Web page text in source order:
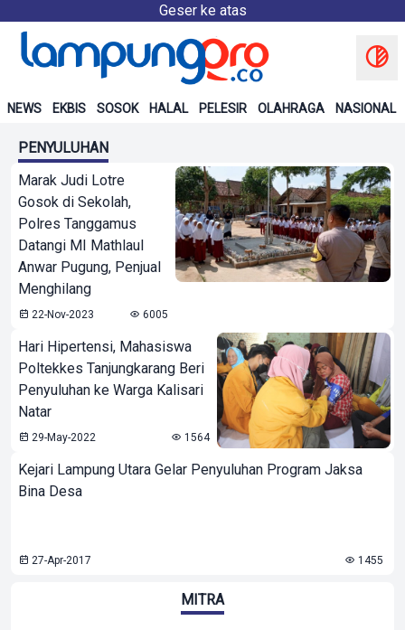
Geser ke atas
NEWS EKBIS SOSOK HALAL PELESIR OLAHRAGA NASIONAL
PENYULUHAN
Marak Judi Lotre
Gosok di Sekolah,
Polres Tanggamus
Datangi MI Mathlaul
Anwar Pugung, Penjual
Menghilang
22-Nov-2023 6005
Hari Hipertensi, Mahasiswa
Poltekkes Tanjungkarang Beri
Penyuluhan ke Warga Kalisari
Natar
29-May-2022 1564
Kejari Lampung Utara Gelar Penyuluhan Program Jaksa
Bina Desa
27-Apr-2017 1455
MITRA